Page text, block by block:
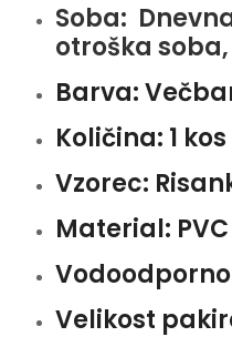
Soba:
otroška soba,
Barva:
Količina: 1 kos
Vzorec:
Material: PVC
Vodoodporno
Velikost